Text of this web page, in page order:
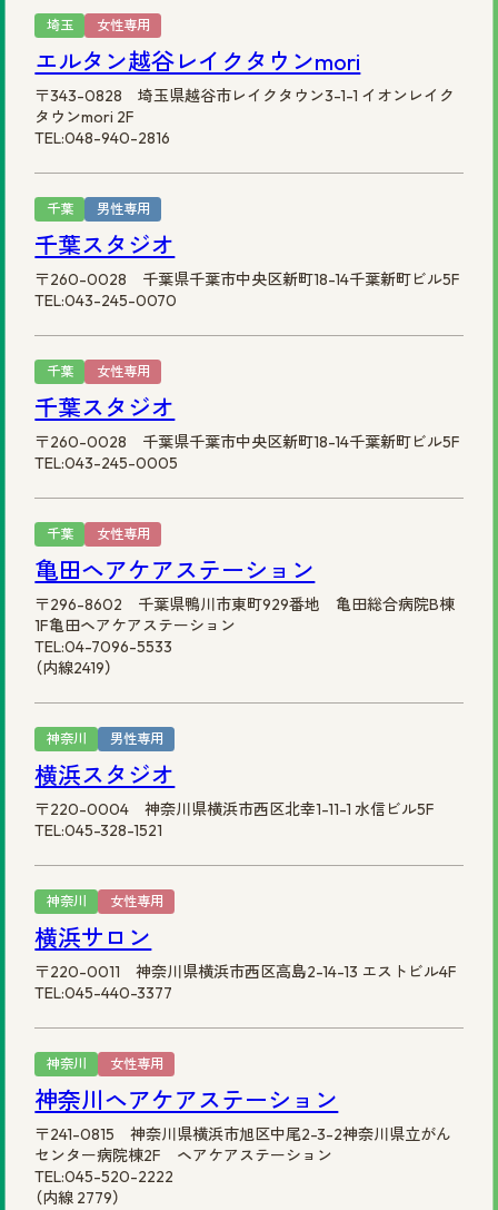
埼玉 女性専用
エルタン越谷レイクタウンmori
〒343-0828 埼玉県越谷市レイクタウン3-1-1 イオンレイク
タウンmori 2F
TEL:048-940-2816
千葉 男性専用
千葉スタジオ
〒260-0028 千葉県千葉市中央区新町18-14千葉新町ビル5F
TEL:043-245-0070
千葉 女性専用
千葉スタジオ
〒260-0028 千葉県千葉市中央区新町18-14千葉新町ビル5F
TEL:043-245-0005
千葉 女性専用
亀田ヘアケアステーション
〒296-8602 千葉県鴨川市東町929番地 亀田総合病院B棟
1F亀田ヘアケアステーション
TEL:04-7096-5533
（内線2419）
神奈川 男性専用
横浜スタジオ
〒220-0004 神奈川県横浜市西区北幸1-11-1 水信ビル5F
TEL:045-328-1521
神奈川 女性専用
横浜サロン
〒220-0011 神奈川県横浜市西区高島2-14-13 エストビル4F
TEL:045-440-3377
神奈川 女性専用
神奈川ヘアケアステーション
〒241-0815 神奈川県横浜市旭区中尾2-3-2神奈川県立がん
センター病院棟2F ヘアケアステーション
TEL:045-520-2222
（内線 2779）